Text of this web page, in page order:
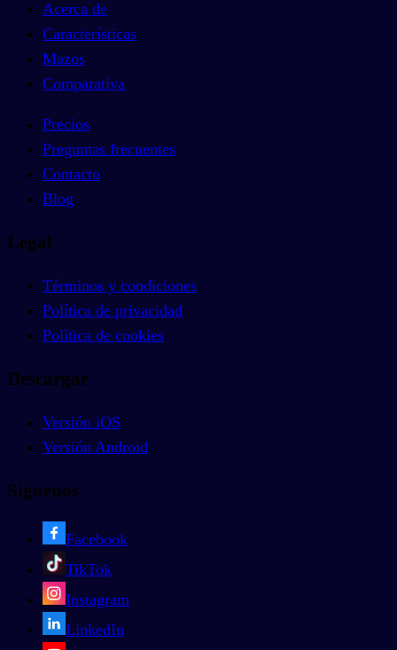
Acerca de
Características
Mazos
Comparativa
Precios
Preguntas frecuentes
Contacto
Blog
Legal
Términos y condiciones
Política de privacidad
Política de cookies
Descargar
Versión iOS
Versión Android
Síguenos
Facebook
TikTok
Instagram
LinkedIn